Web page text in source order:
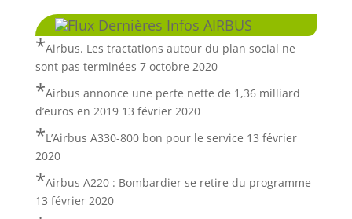
Dernières Infos AIRBUS
Airbus. Les tractations autour du plan social ne
sont pas terminées 7 octobre 2020
Airbus annonce une perte nette de 1,36 milliard
d’euros en 2019 13 février 2020
L’Airbus A330-800 bon pour le service 13 février
2020
Airbus A220 : Bombardier se retire du programme
13 février 2020